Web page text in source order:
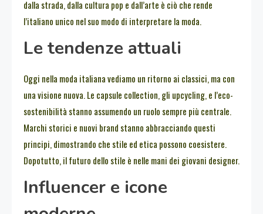
dalla strada, dalla cultura pop e dall’arte è ciò che rende
l’italiano unico nel suo modo di interpretare la moda.
Le tendenze attuali
Oggi nella moda italiana vediamo un ritorno ai classici, ma con
una visione nuova. Le capsule collection, gli upcycling, e l’eco-
sostenibilità stanno assumendo un ruolo sempre più centrale.
Marchi storici e nuovi brand stanno abbracciando questi
principi, dimostrando che stile ed etica possono coesistere.
Dopotutto, il futuro dello stile è nelle mani dei giovani designer.
Influencer e icone